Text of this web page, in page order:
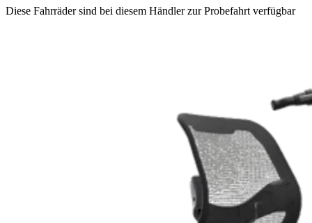
Diese Fahrräder sind bei diesem Händler zur Probefahrt verfügbar